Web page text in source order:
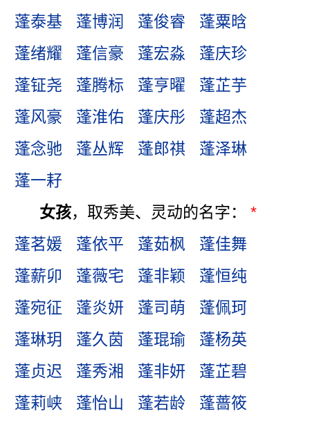
蓬泰基
蓬博润 蓬俊睿
蓬粟晗
蓬绪耀
蓬信豪 蓬宏淼
蓬庆珍
蓬钲尧
蓬腾标 蓬亨曜
蓬芷芋
蓬风豪
蓬淮佑 蓬庆彤
蓬超杰
蓬念驰
蓬丛辉 蓬郎祺
蓬泽琳
蓬一耔
女孩，取秀美、灵动的名字：*
蓬茗媛
蓬依平 蓬茹枫
蓬佳舞
蓬薪卯
蓬薇宅 蓬非颖
蓬恒纯
蓬宛征
蓬炎妍 蓬司萌
蓬佩珂
蓬琳玥
蓬久茵 蓬琨瑜
蓬杨英
蓬贞迟
蓬秀湘 蓬非妍
蓬芷碧
蓬莉峡
蓬怡山 蓬若龄
蓬蔷筱